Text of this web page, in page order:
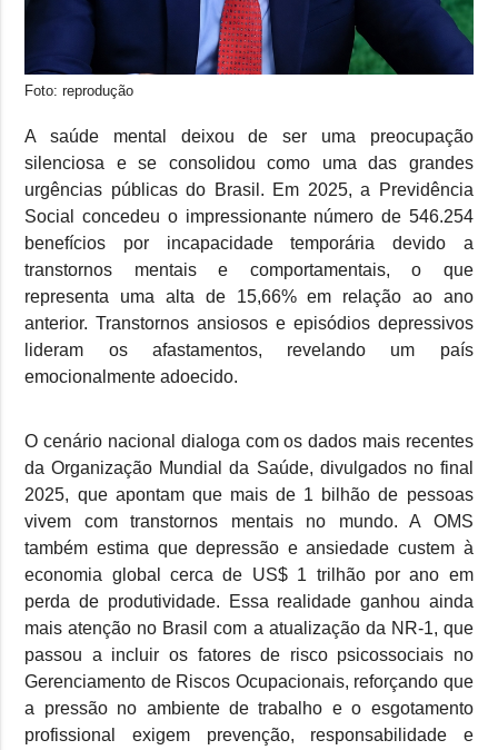
Foto: reprodução
A saúde mental deixou de ser uma preocupação
silenciosa e se consolidou como uma das grandes
urgências públicas do Brasil. Em 2025, a Previdência
Social concedeu o impressionante número de 546.254
benefícios por incapacidade temporária devido a
transtornos mentais e comportamentais, o que
representa uma alta de 15,66% em relação ao ano
anterior. Transtornos ansiosos e episódios depressivos
lideram os afastamentos, revelando um país
emocionalmente adoecido.
O cenário nacional dialoga com os dados mais recentes
da Organização Mundial da Saúde, divulgados no final
2025, que apontam que mais de 1 bilhão de pessoas
vivem com transtornos mentais no mundo. A OMS
também estima que depressão e ansiedade custem à
economia global cerca de US$ 1 trilhão por ano em
perda de produtividade. Essa realidade ganhou ainda
mais atenção no Brasil com a atualização da NR-1, que
passou a incluir os fatores de risco psicossociais no
Gerenciamento de Riscos Ocupacionais, reforçando que
a pressão no ambiente de trabalho e o esgotamento
profissional exigem prevenção, responsabilidade e